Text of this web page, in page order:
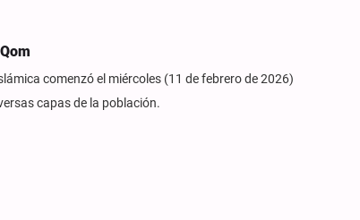
comenzó el miércoles (11 de febrero de 2026)
capas de la población.